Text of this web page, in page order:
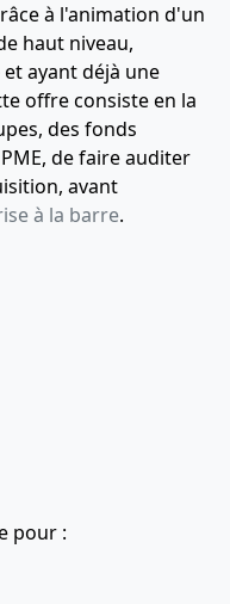
à l'animation d'un
haut niveau,
ayant déjà une
offre consiste en la
des fonds
de faire auditer
avant
à la barre.
pour :